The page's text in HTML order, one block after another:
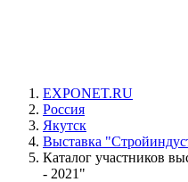
EXPONET.RU
Россия
Якутск
Выставка
Каталог участников
- 2021"